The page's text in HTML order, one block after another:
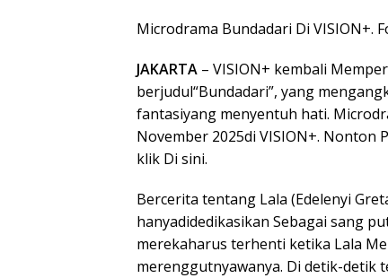
Microdrama Bundadari Di VISION+.
JAKARTA – VISION+ kembali
berjudul“Bundadari”, yang
fantasiyang menyentuh hati.
November 2025di VISION+. Nonton
klik Di sini.
Bercerita tentang Lala (Edelenyi
hanyadidedikasikan Sebagai sang
merekaharus terhenti ketika Lala
merenggutnyawanya. Di detik-detik